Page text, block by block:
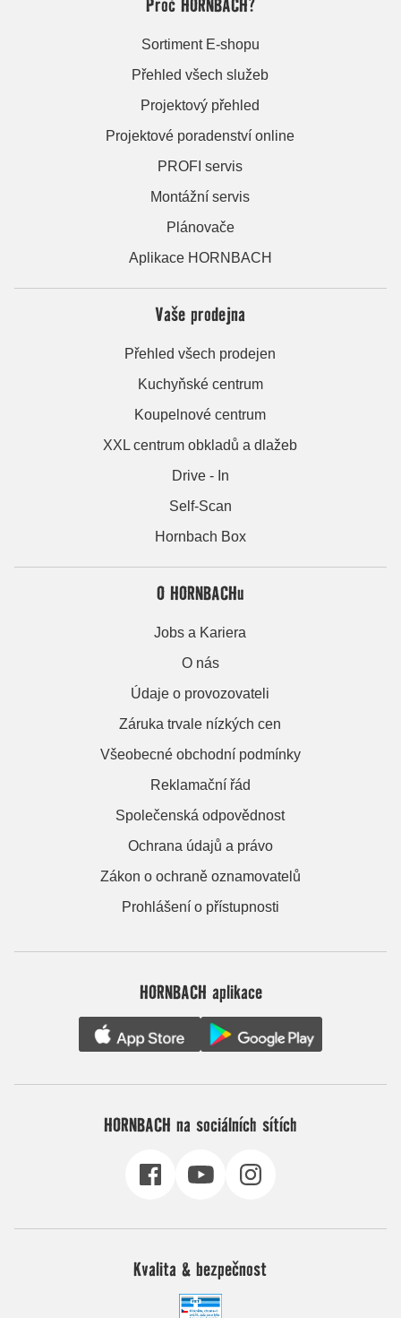
Sortiment E-shopu
Přehled všech služeb
Projektový přehled
Projektové poradenství online
PROFI servis
Montážní servis
Plánovače
Aplikace HORNBACH
Vaše prodejna
Přehled všech prodejen
Kuchyňské centrum
Koupelnové centrum
XXL centrum obkladů a dlažeb
Drive - In
Self-Scan
Hornbach Box
O HORNBACHu
Jobs a Kariera
O nás
Údaje o provozovateli
Záruka trvale nízkých cen
Všeobecné obchodní podmínky
Reklamační řád
Společenská odpovědnost
Ochrana údajů a právo
Zákon o ochraně oznamovatelů
Prohlášení o přístupnosti
HORNBACH aplikace
HORNBACH na sociálních sítích
Kvalita & bezpečnost